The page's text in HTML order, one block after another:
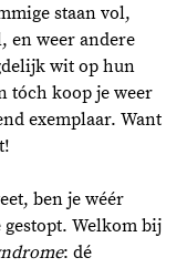
staan vol,
en weer andere
wit op hun
tóch koop je weer
exemplaar. Want
ben je wéér
gestopt. Welkom bij
: dé